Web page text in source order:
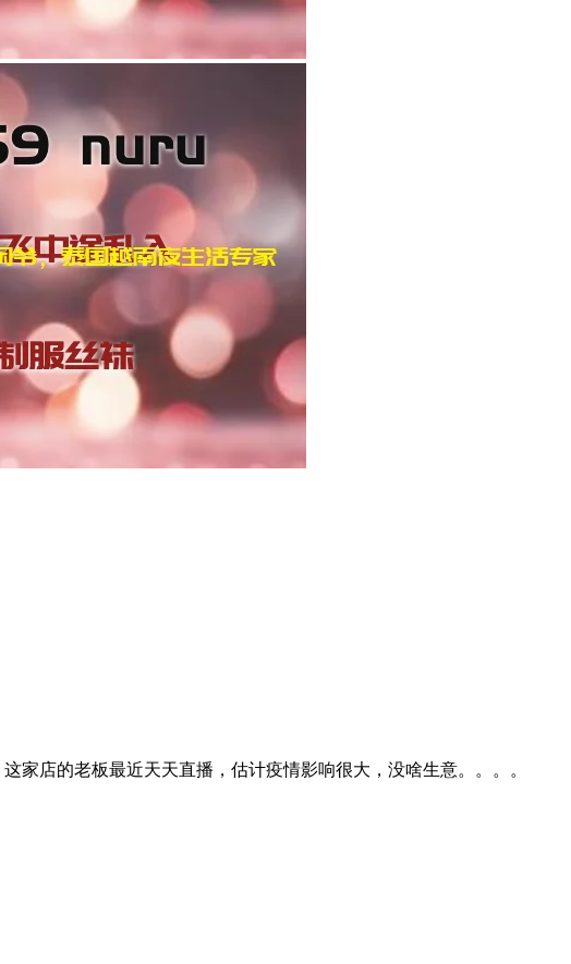
家店的老板最近天天直播，估计疫情影响很大，没啥生意。。。。